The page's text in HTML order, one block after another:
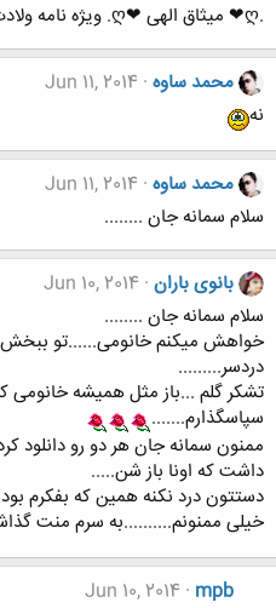
.ღ❤ میثاق الهی ❤ღ. ویژه نامه ولادت مهدی موعود عج
محمد ساوه Jun 11, 2014
نه
محمد ساوه Jun 11, 2014
سلام سمانه جان ........
بانوی باران Jun 10, 2014
سلام سمانه جان ........
خواهش میکنم خانومی......تو ببخش
دردسر.........
تشکر گلم ...باز مثل همیشه خانومی
سپاسگذارم.......
ممنون سمانه جان هر دو رو دانلود
داشت که اونا باز شن.....
دستتون درد نکنه همین که بفکرم
خیلی ممنونم..........به سرم منت
mpb
Jun 10, 2014